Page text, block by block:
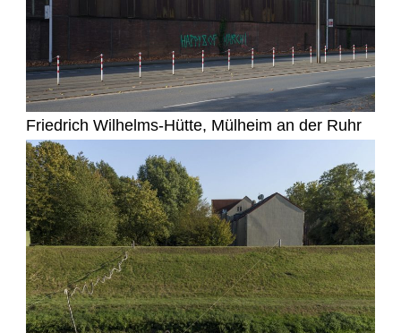
Friedrich Wilhelms-Hütte, Mülheim an der Ruhr